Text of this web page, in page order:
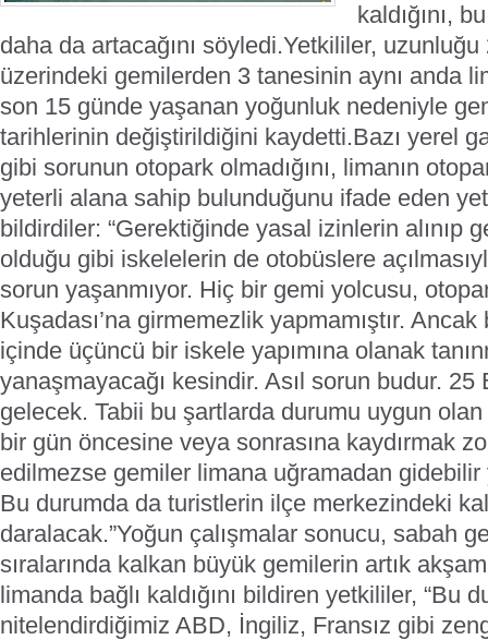
kaldığını,
daha da artacağını söyledi.Yetkililer, uzunluğu
üzerindeki gemilerden 3 tanesinin aynı anda
son 15 günde yaşanan yoğunluk nedeniyle
tarihlerinin değiştirildiğini kaydetti.Bazı yerel
gibi sorunun otopark olmadığını, limanın
yeterli alana sahip bulunduğunu ifade eden
bildirdiler: “Gerektiğinde yasal izinlerin alınıp
olduğu gibi iskelelerin de otobüslere
sorun yaşanmıyor. Hiç bir gemi yolcusu,
Kuşadası’na girmemezlik yapmamıştır.
içinde üçüncü bir iskele yapımına olanak
yanaşmayacağı kesindir. Asıl sorun budur. 25
gelecek. Tabii bu şartlarda durumu uygun
bir gün öncesine veya sonrasına kaydırmak
edilmezse gemiler limana uğramadan gidebilir
Bu durumda da turistlerin ilçe merkezindeki
daralacak.”Yoğun çalışmalar sonucu, sabah
sıralarında kalkan büyük gemilerin artık
limanda bağlı kaldığını bildiren yetkililer, “Bu
nitelendirdiğimiz ABD, İngiliz, Fransız gibi